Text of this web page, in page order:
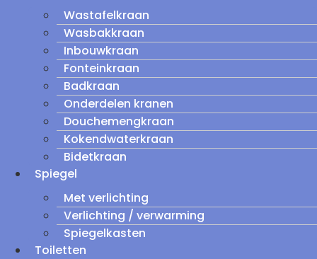
Wastafelkraan
Wasbakkraan
Inbouwkraan
Fonteinkraan
Badkraan
Onderdelen kranen
Douchemengkraan
Kokendwaterkraan
Bidetkraan
Spiegel
Met verlichting
Verlichting / verwarming
Spiegelkasten
Toiletten